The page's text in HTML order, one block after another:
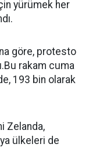
yürümek her
göre, protesto
rakam cuma
193 bin olarak
Zelanda,
ülkeleri de